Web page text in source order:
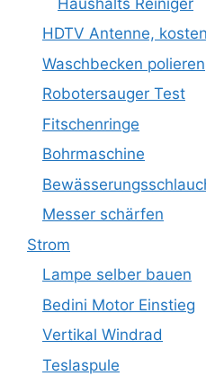
HDTV Antenne,
Waschbecken polieren
Robotersauger Test
Fitschenringe
Bohrmaschine
Messer schärfen
Strom
Lampe selber bauen
Bedini Motor Einstieg
Vertikal Windrad
Teslaspule